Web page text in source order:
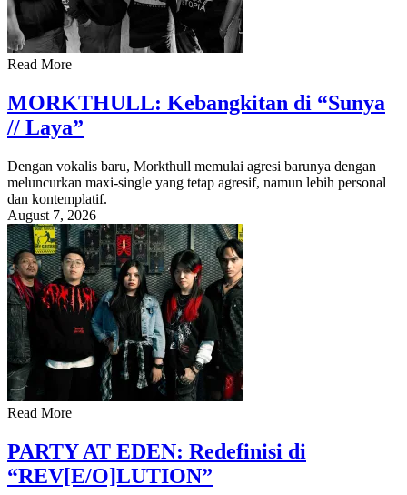
Read More
MORKTHULL: Kebangkitan di “Sunya
// Laya”
Dengan vokalis baru, Morkthull memulai agresi barunya dengan
meluncurkan maxi-single yang tetap agresif, namun lebih personal
dan kontemplatif.
August 7, 2026
Read More
PARTY AT EDEN: Redefinisi di
“REV[E/O]LUTION”